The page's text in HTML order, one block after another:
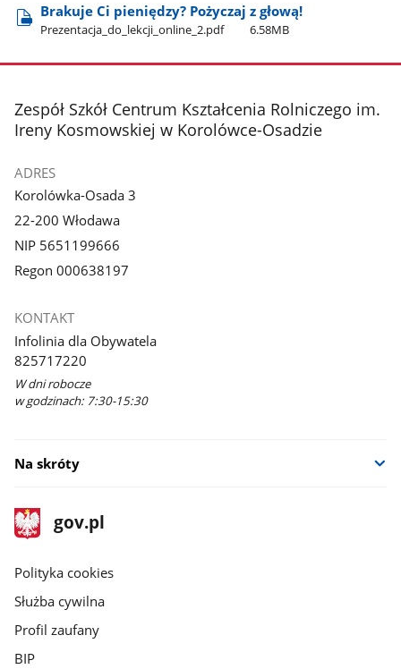
Brakuje Ci pieniędzy? Pożyczaj z głową!
Prezentacja​_do​_lekcji​_online​_2.pdf 6.58MB
stopka
Zespół Szkół Centrum Kształcenia Rolniczego im.
Ireny Kosmowskiej w Korolówce-Osadzie
ADRES
Korolówka-Osada 3
22-200 Włodawa
NIP 5651199666
Regon 000638197
KONTAKT
Infolinia dla Obywatela
825717220
W dni robocze
w godzinach: 7:30-15:30
Na skróty
stopka
gov.pl
Strona
gov.pl
gov.pl
Polityka cookies
Służba cywilna
Profil zaufany
BIP